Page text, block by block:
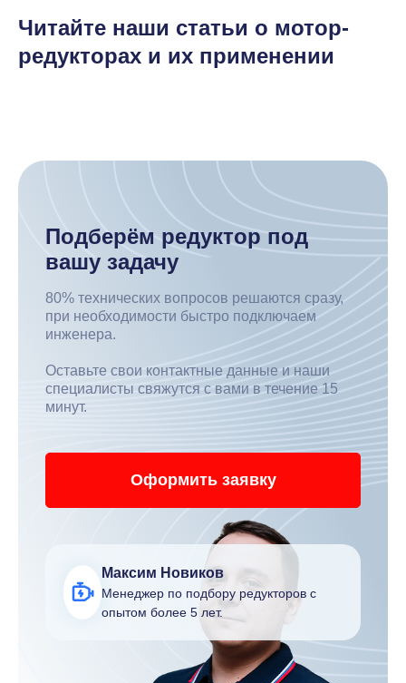
Читайте наши статьи о мотор-
редукторах и их применении
Подберём редуктор под
вашу задачу
80% технических вопросов решаются сразу,
при необходимости быстро подключаем
инженера.
Оставьте свои контактные данные и наши
специалисты свяжутся с вами в течение 15
минут.
Оформить заявку
Максим Новиков
Менеджер по подбору редукторов с
опытом более 5 лет.